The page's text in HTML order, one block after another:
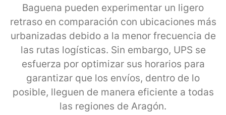
Baguena pueden experimentar un ligero
retraso en comparación con ubicaciones más
urbanizadas debido a la menor frecuencia de
las rutas logísticas. Sin embargo, UPS se
esfuerza por optimizar sus horarios para
garantizar que los envíos, dentro de lo
posible, lleguen de manera eficiente a todas
las regiones de Aragón.